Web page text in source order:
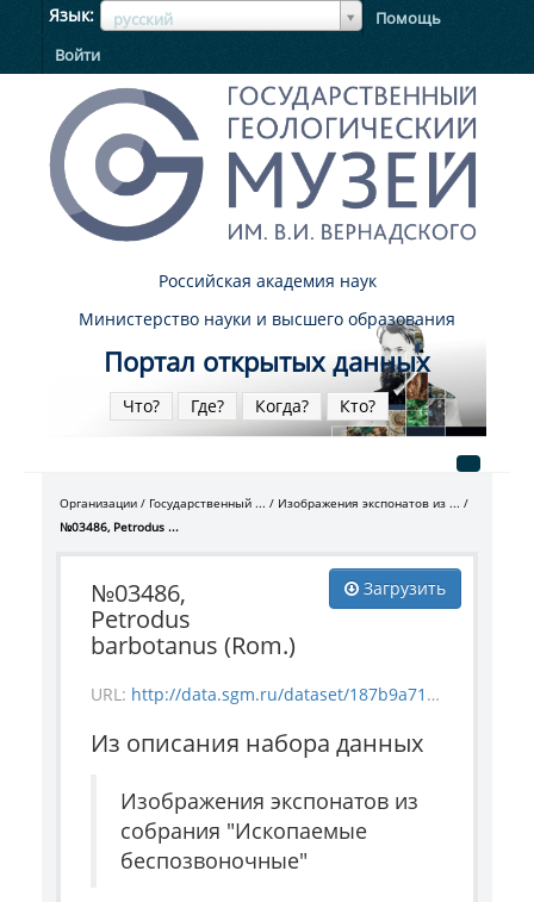
Язык русский
ЯзыкЯзык
Помощь
Войти
Российская академия наук
Министерство науки и высшего образования
Портал открытых данных
Что? Где? Когда? Кто?
Организации Государственный ...
Изображения экспонатов из ...
№03486, Petrodus ...
Загрузить
№03486,
Petrodus
barbotanus (Rom.)
URL: http://data.sgm.ru/dataset/187b9a71-4c85-43ec-99fe-080bdf792007/resource/6cd85f7c-984a-477d-ba70-566b75936788/download/invertebrate_3486.jpg
Из описания набора данных
Изображения экспонатов из
собрания "Ископаемые
беспозвоночные"